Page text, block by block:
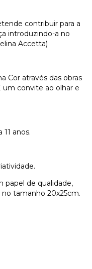
contribuir para a
introduzindo-a no
Accetta)
Cor através das obras
um convite ao olhar e
anos.
papel de qualidade,
tamanho 20x25cm.